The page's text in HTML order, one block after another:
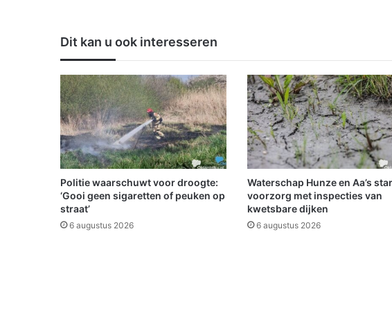
d
b
i
n
n
e
n
w
e
g
e
n
s
e
n
a
f
g
e
s
l
t
Dit kan u ook interesseren
Politie waarschuwt voor droogte:
‘Gooi geen sigaretten of peuken op
straat’
6 augustus 2026
Waterschap Hunze en Aa’s
voorzorg met inspecties van
kwetsbare dijken
6 augustus 2026